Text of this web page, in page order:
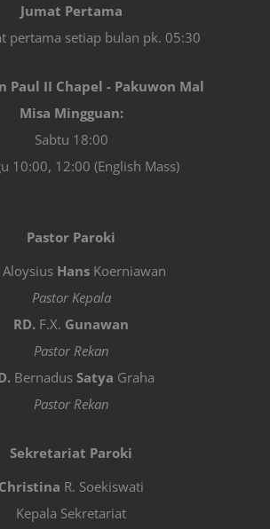
Jumat Pertama
pertama setiap bulan pk. 05:30
Paul II Chapel - Pakuwon Mal
Misa Mingguan:
Sabtu 18:00
10:00, 12:00 (English Mass)
Pastor Paroki
HansKoerniawan
Pastor Kepala
RD. F.X. Gunawan
Pastor Rekan
Bernadus Satya Graha
Pastor Rekan
Sekretariat Paroki
Christina R. Soekiswati
Kepala Sekretariat